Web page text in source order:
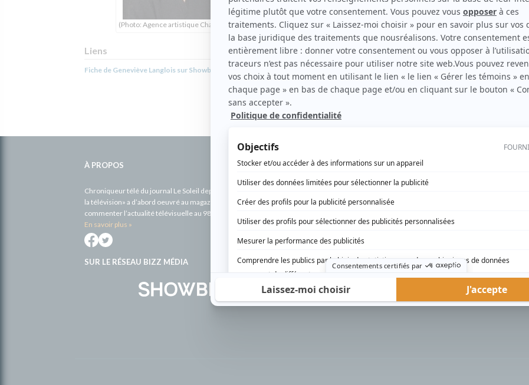
(Photo: Agence artistique Chantal David)
Liens
Fiche de Geneviève Langlois sur Showbizz.net
Lise Groleau
Les aventures de la Courte échelle(Hélène
Les filles de Caleb(Année Bordeleau, adulte)
L'or du temps(Catherine Marois)
À PROPOS
Chroniqueur télé du journal Le Soleil depuis 2001, Richard Therrien carbure à son petit écran. Celui qu’on surnomme parfois «l’encyclopédie de
la télévision» a d’abord oeuvré au magazine TV Hebdo de 1996 à 2001. Sa spécialité: la télé québécoise. On peut l’entendre régulièrement
commenter l’actualité télévisuelle au 98,5.
En savoir plus »
SUR LE RÉSEAU BIZZ MÉDIA